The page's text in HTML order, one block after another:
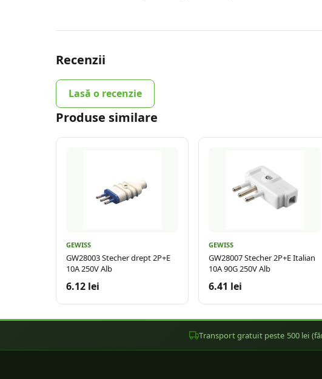
Recenzii
Lasă o recenzie
Produse similare
GEWISS
GW28003 Stecher drept 2P+E
10A 250V Alb
6.12 lei
GEWISS
GW28007 Stecher 2P+E Italian
10A 90G 250V Alb
6.41 lei
Transport gratuit peste 500 lei